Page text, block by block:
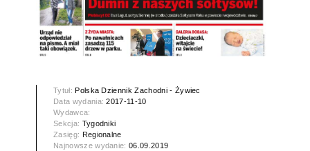
Tytuł:Polska Dziennik Zachodni - Żywiec
Data wydania:2017-11-10
Wydawca:
Sekcja: Tygodniki
Zasięg: Regionalne
Najnowsze wydanie:06.09.2019